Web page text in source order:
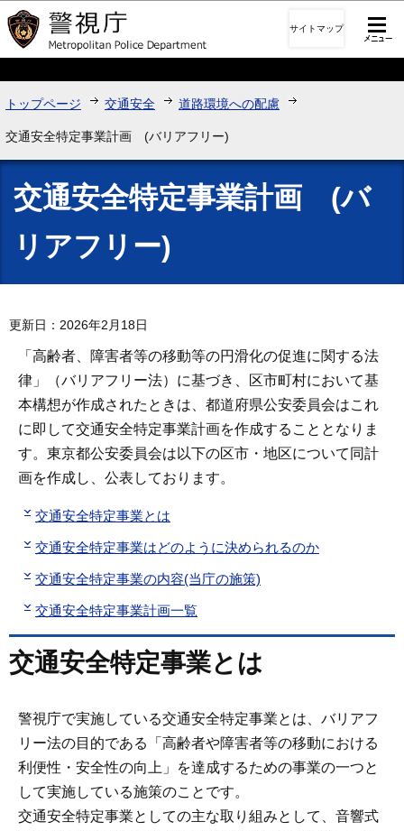
このページの本文へ移動
サイトマップ
トップページ 交通安全 道路環境への配慮
交通安全特定事業計画 (バリアフリー)
交通安全特定事業計画 (バ
リアフリー)
更新日：2026年2月18日
「高齢者、障害者等の移動等の円滑化の促進に関する法
律」（バリアフリー法）に基づき、区市町村において基
本構想が作成されたときは、都道府県公安委員会はこれ
に即して交通安全特定事業計画を作成することとなりま
す。東京都公安委員会は以下の区市・地区について同計
画を作成し、公表しております。
交通安全特定事業とは
交通安全特定事業はどのように決められるのか
交通安全特定事業の内容(当庁の施策)
交通安全特定事業計画一覧
交通安全特定事業とは
警視庁で実施している交通安全特定事業とは、バリアフ
リー法の目的である「高齢者や障害者等の移動における
利便性・安全性の向上」を達成するための事業の一つと
して実施している施策のことです。
交通安全特定事業としての主な取り組みとして、音響式